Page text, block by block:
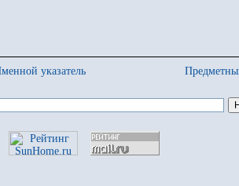
указатель